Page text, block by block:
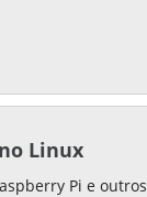
Linux
Pi e outros